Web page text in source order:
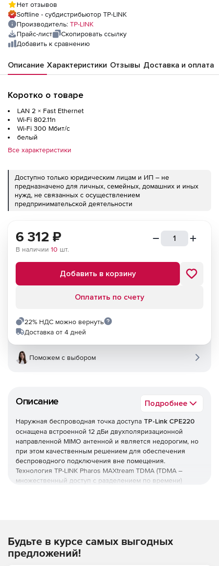
Нет отзывов
Softline - субдистрибьютор TP-LINK
Производитель: TP-LINK
Прайс-лист
Скопировать ссылку
Добавить к сравнению
Описание Характеристики Отзывы Доставка и оплата
Коротко о товаре
LAN 2 × Fast Ethernet
Wi-Fi 802.11n
Wi-Fi 300 Мбит/с
белый
Все характеристики
Доступно только юридическим лицам и ИП – не
предназначено для личных, семейных, домашних и иных
нужд, не связанных с осуществлением
предпринимательской деятельности
Описание Подробнее
Наружная беспроводная точка доступа TP-Link CPE220
оснащена встроенной 12 дБи двухполяризационной
направленной MIMO антенной и является недорогим, но
при этом качественным решением для обеспечения
беспроводного подключения вне помещения.
Технология TP-LINK Pharos MAXtream TDMA (TDMA –
множественный доступ с разделением по времени)
(беспроводной клиент WISP). Высокая
производительность и удобный дизайн делают CPE220
идеальным выбором для предприятий и конечных
6 312 ₽
В наличии 10 шт.
Добавить в корзину
Оплатить по счету
22% НДС можно вернуть
Доставка от 4 дней
Поможем с выбором
Будьте в курсе самых выгодных
предложений!